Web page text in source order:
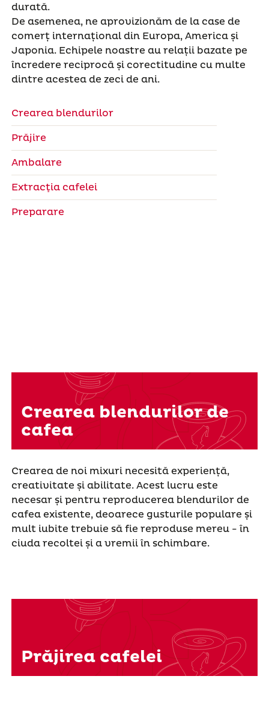
Crearea blendurilor
Prăjire
Ambalare
Extracţia cafelei
Preparare
durată.
De asemenea, ne aprovizionăm de la case de
comerț internațional din Europa, America și
Japonia. Echipele noastre au relații bazate pe
încredere reciprocă și corectitudine cu multe
dintre acestea de zeci de ani.
Crearea de noi mixuri necesită experiență,
creativitate și abilitate. Acest lucru este
necesar și pentru reproducerea blendurilor de
cafea existente, deoarece gusturile populare și
mult iubite trebuie să fie reproduse mereu - în
ciuda recoltei și a vremii în schimbare.
Crearea blendurilor de
cafea
Prăjirea cafelei